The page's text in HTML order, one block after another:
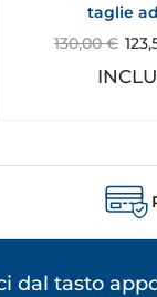
taglie
130,00€
dal tasto